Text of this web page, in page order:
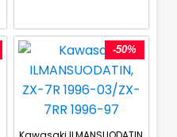
-50%